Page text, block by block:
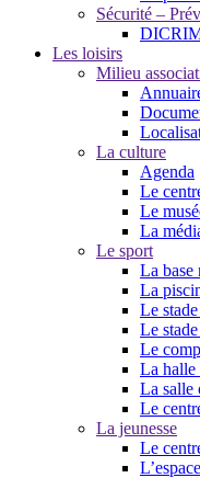
Sécurité –
Les loisirs
Milieu
La culture
Agenda
Le
Le
La
Le sport
La base
La
Le
Le
Le
La halle
La salle
Le
La jeunesse
Le